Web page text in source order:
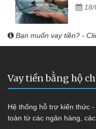
Bạn muốn vay tiền? -
Vay tiền bằng hộ
Hệ thống hỗ trợ kiến thức
toàn từ các ngân hàng,